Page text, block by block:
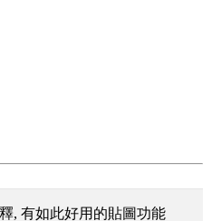
, 有如此好用的貼圖功能